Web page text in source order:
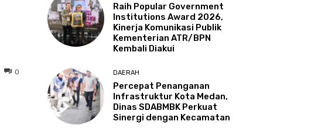
0
Raih Popular Government
Institutions Award 2026,
Kinerja Komunikasi Publik
Kementerian ATR/BPN
Kembali Diakui
DAERAH
Percepat Penanganan
Infrastruktur Kota Medan,
Dinas SDABMBK Perkuat
Sinergi dengan Kecamatan